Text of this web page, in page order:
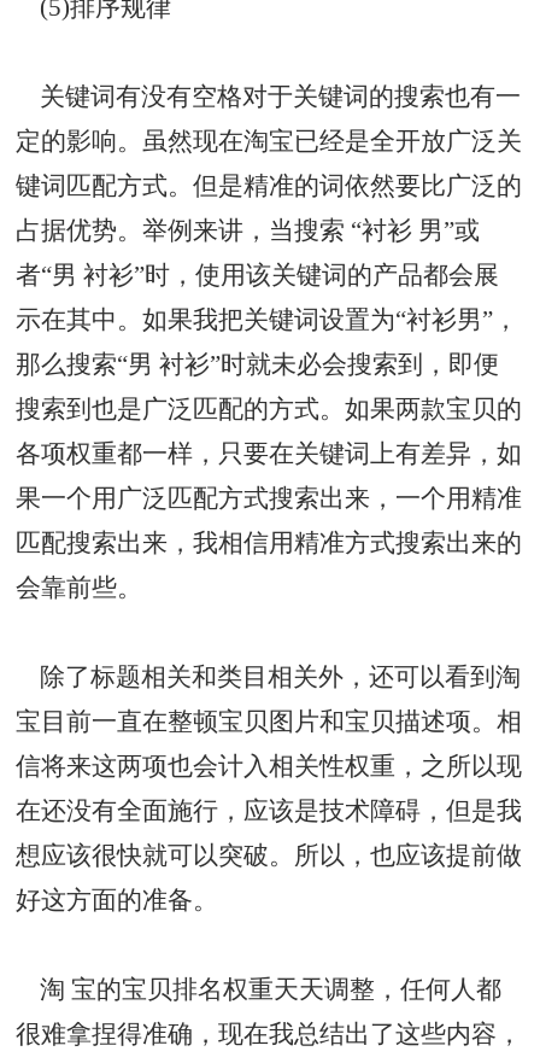
(5)排序规律
关键词有没有空格对于关键词的搜索也有一
定的影响。虽然现在淘宝已经是全开放广泛关
键词匹配方式。但是精准的词依然要比广泛的
占据优势。举例来讲，当搜索 “衬衫 男”或
者“男 衬衫”时，使用该关键词的产品都会展
示在其中。如果我把关键词设置为“衬衫男”，
那么搜索“男 衬衫”时就未必会搜索到，即便
搜索到也是广泛匹配的方式。如果两款宝贝的
各项权重都一样，只要在关键词上有差异，如
果一个用广泛匹配方式搜索出来，一个用精准
匹配搜索出来，我相信用精准方式搜索出来的
会靠前些。
除了标题相关和类目相关外，还可以看到淘
宝目前一直在整顿宝贝图片和宝贝描述项。相
信将来这两项也会计入相关性权重，之所以现
在还没有全面施行，应该是技术障碍，但是我
想应该很快就可以突破。所以，也应该提前做
好这方面的准备。
淘 宝的宝贝排名权重天天调整，任何人都
很难拿捏得准确，现在我总结出了这些内容，